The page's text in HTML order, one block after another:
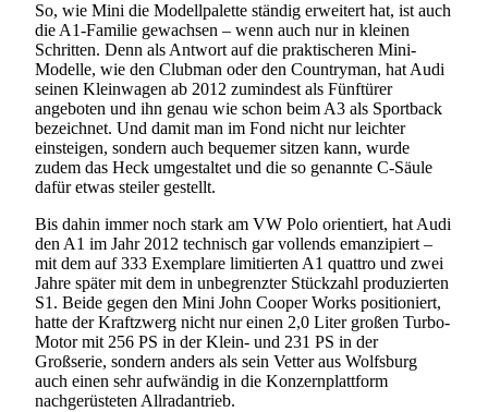
So, wie Mini die Modellpalette ständig erweitert hat, ist auch
die A1-Familie gewachsen – wenn auch nur in kleinen
Schritten. Denn als Antwort auf die praktischeren Mini-
Modelle, wie den Clubman oder den Countryman, hat Audi
seinen Kleinwagen ab 2012 zumindest als Fünftürer
angeboten und ihn genau wie schon beim A3 als Sportback
bezeichnet. Und damit man im Fond nicht nur leichter
einsteigen, sondern auch bequemer sitzen kann, wurde
zudem das Heck umgestaltet und die so genannte C-Säule
dafür etwas steiler gestellt.
Bis dahin immer noch stark am VW Polo orientiert, hat Audi
den A1 im Jahr 2012 technisch gar vollends emanzipiert –
mit dem auf 333 Exemplare limitierten A1 quattro und zwei
Jahre später mit dem in unbegrenzter Stückzahl produzierten
S1. Beide gegen den Mini John Cooper Works positioniert,
hatte der Kraftzwerg nicht nur einen 2,0 Liter großen Turbo-
Motor mit 256 PS in der Klein- und 231 PS in der
Großserie, sondern anders als sein Vetter aus Wolfsburg
auch einen sehr aufwändig in die Konzernplattform
nachgerüsteten Allradantrieb.